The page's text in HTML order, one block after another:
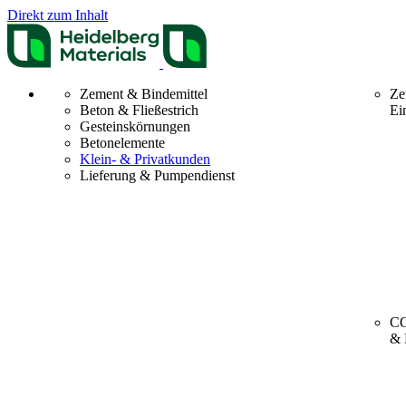
Direkt zum Inhalt
Zement & Bindemittel
Beton & Fließestrich
Gesteinskörnungen
Betonelemente
Klein- & Privatkunden
Lieferung & Pumpendienst
&